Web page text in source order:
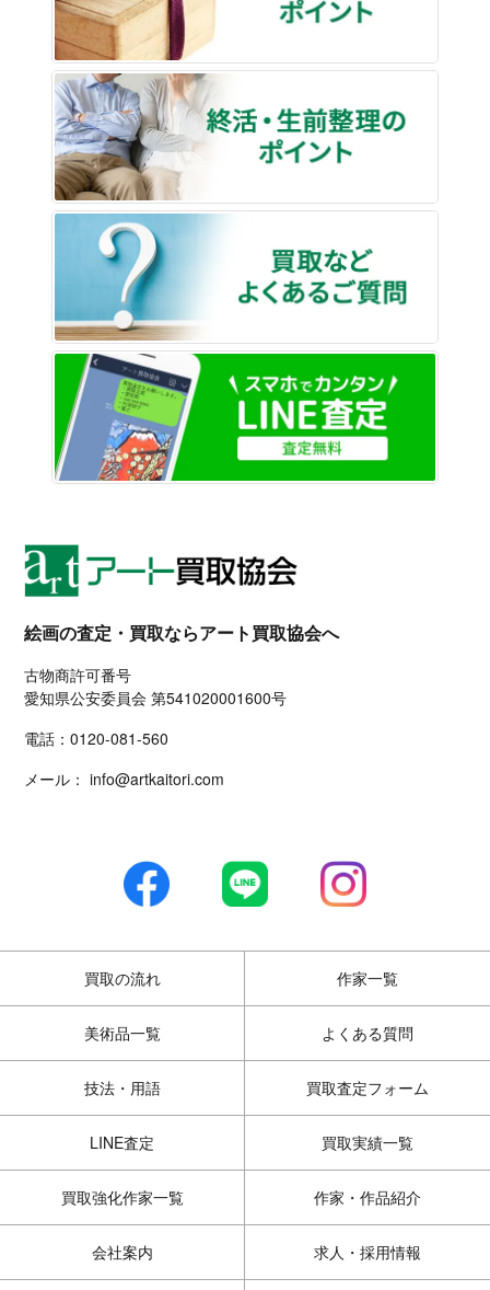
絵画の査定・買取ならアート買取協会へ
古物商許可番号
愛知県公安委員会 第541020001600号
電話：0120-081-560
メール： info@artkaitori.com
買取の流れ 作家一覧
美術品一覧 よくある質問
技法・用語 買取査定フォーム
LINE査定 買取実績一覧
買取強化作家一覧 作家・作品紹介
会社案内 求人・採用情報